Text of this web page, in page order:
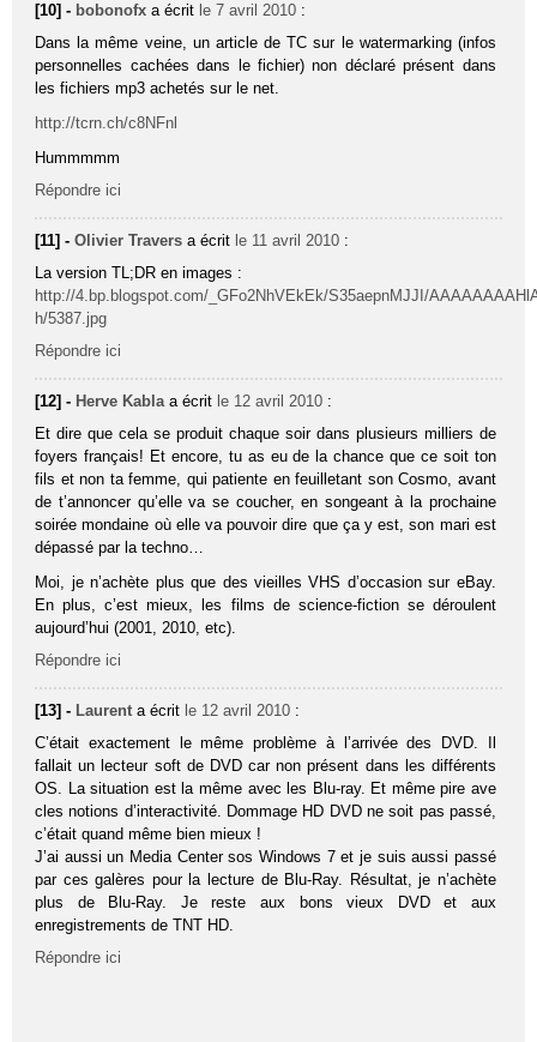
[10] - bobonofx a écrit le 7 avril 2010 :
Dans la même veine, un article de TC sur le watermarking (infos
personnelles cachées dans le fichier) non déclaré présent dans
les fichiers mp3 achetés sur le net.
http://tcrn.ch/c8NFnl
Hummmmm
Répondre ici
[11] -Olivier Travers a écrit le 11 avril 2010 :
La version TL;DR en images :
http://4.bp.blogspot.com/_GFo2NhVEkEk/S35aepnMJJI/
h/5387.jpg
Répondre ici
[12] - Herve Kabla a écrit le 12 avril 2010 :
Et dire que cela se produit chaque soir dans plusieurs milliers de
foyers français! Et encore, tu as eu de la chance que ce soit ton
fils et non ta femme, qui patiente en feuilletant son Cosmo, avant
de t’annoncer qu’elle va se coucher, en songeant à la prochaine
soirée mondaine où elle va pouvoir dire que ça y est, son mari est
dépassé par la techno…
Moi, je n’achète plus que des vieilles VHS d’occasion sur eBay.
En plus, c’est mieux, les films de science-fiction se déroulent
aujourd’hui (2001, 2010, etc).
Répondre ici
[13] - Laurent a écrit le 12 avril 2010 :
C’était exactement le même problème à l’arrivée des DVD. Il
fallait un lecteur soft de DVD car non présent dans les différents
OS. La situation est la même avec les Blu-ray. Et même pire ave
cles notions d’interactivité. Dommage HD DVD ne soit pas passé,
c’était quand même bien mieux !
J’ai aussi un Media Center sos Windows 7 et je suis aussi passé
par ces galères pour la lecture de Blu-Ray. Résultat, je n’achète
plus de Blu-Ray. Je reste aux bons vieux DVD et aux
enregistrements de TNT HD.
Répondre ici